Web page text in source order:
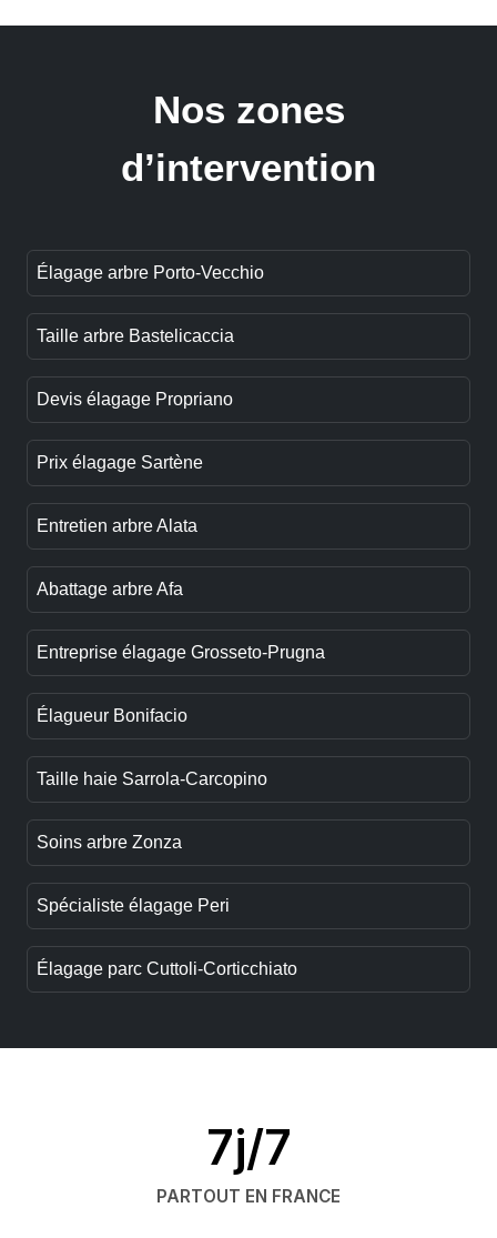
Nos zones
d’intervention
Élagage arbre Porto-Vecchio
Taille arbre Bastelicaccia
Devis élagage Propriano
Prix élagage Sartène
Entretien arbre Alata
Abattage arbre Afa
Entreprise élagage Grosseto-Prugna
Élagueur Bonifacio
Taille haie Sarrola-Carcopino
Soins arbre Zonza
Spécialiste élagage Peri
Élagage parc Cuttoli-Corticchiato
7j/7
PARTOUT EN FRANCE